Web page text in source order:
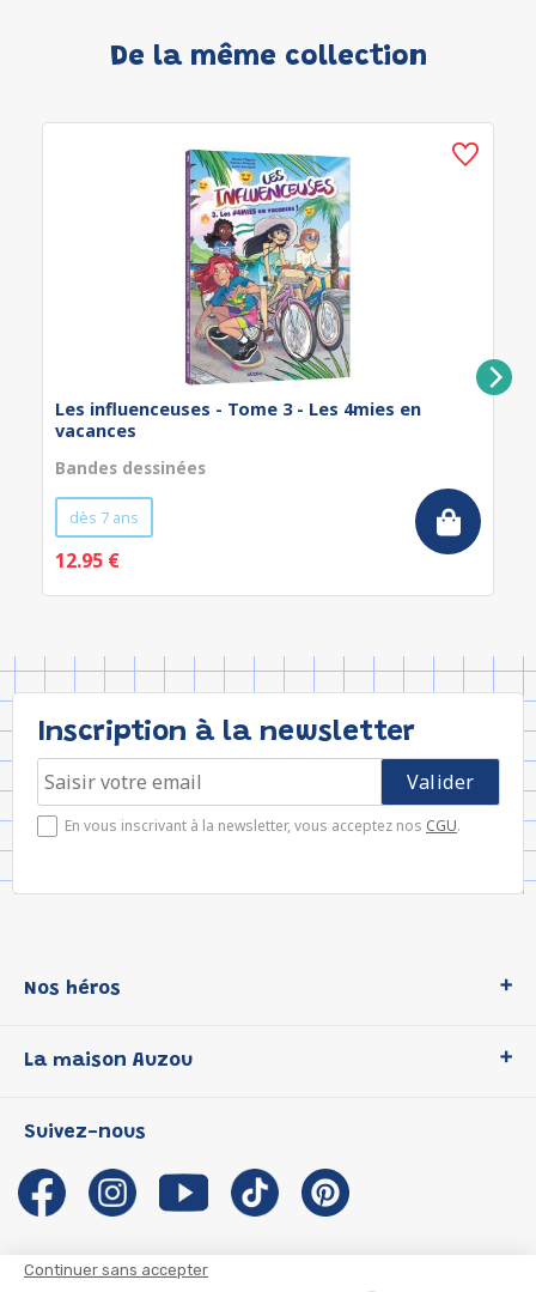
Continuer sans accepter
De la même collection
Les influenceuses - Tome 3 - Les 4mies en
vacances
Bandes dessinées
dès 7 ans
12.95 €
Inscription à la newsletter
En vous inscrivant à la newsletter, vous acceptez nos CGU.
Nos héros
P'tit Loup
Les Influenceuses
Migali
Petite Taupe
La maison Auzou
Notre histoire
Auzou s'engage
Auteurs et illustrateurs Auzou
Suivez-nous